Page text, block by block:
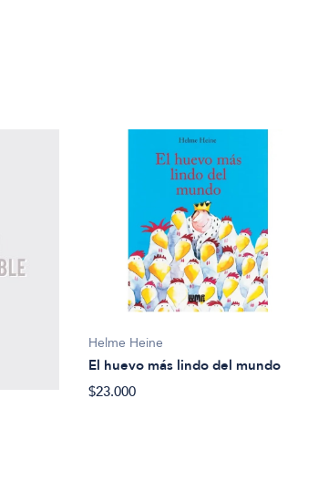
Helme Heine
El huevo más lindo del mundo
$23.000